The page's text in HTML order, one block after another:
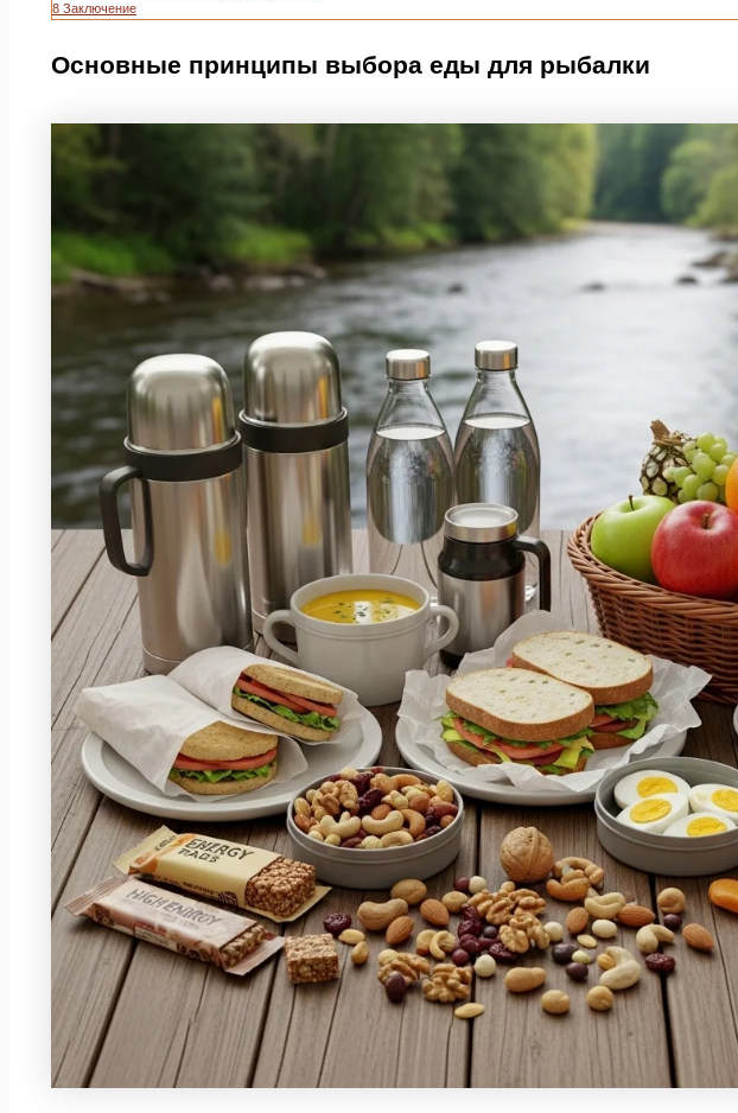
8 Заключение
Основные принципы выбора еды для рыбалки